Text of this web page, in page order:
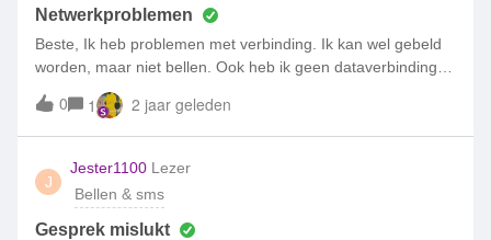
Gelukkig heb ik een plafond ingesteld, ik moet er niet aan
denken welke rekening ik zou hebben als ik dat plafond niet
had. Sms naar het buitenland kan ik nergens uitzetten in de
goed.. iemand een idee wat dit nog meer kan zijn? In
alleen 107 berichten een paar minuten ..?
Netwerkproblemen
Beste, Ik heb problemen met verbinding. Ik kan wel gebeld
worden, maar niet bellen. Ook heb ik geen dataverbinding.
Wat kan ik hiermee?Groet,Bertina
0 1 2 jaar geleden
J
Jester1100 Lezer
Bellen & sms
Gesprek mislukt